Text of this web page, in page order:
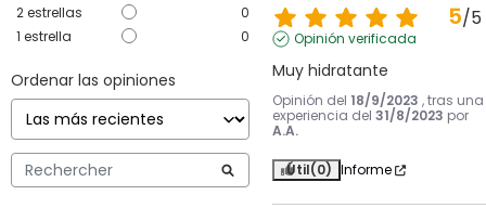
2estrellas
0
1 estrella 0
Ordenar las opiniones
5/5
Opinión verificada
Muy hidratante
Opinión del 18/9/2023 , tras una
experiencia del 31/8/2023 por
A.A.
Útil(0) Informe